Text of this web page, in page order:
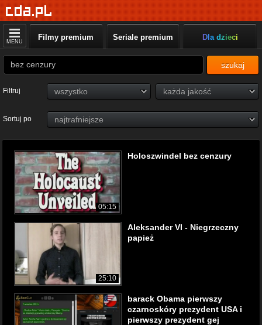
MENU Filmy premium Seriale premium Dla dzieci
szukaj
Filtruj
Sortuj po
05:15
Holoszwindel bez cenzury
25:10
Aleksander VI - Niegrzeczny
papież
barack Obama pierwszy
czarnoskóry prezydent USA i
pierwszy prezydent gej